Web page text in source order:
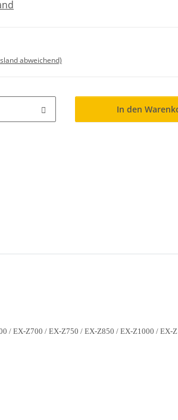
abweichend)
In den
/ EX-Z700 / EX-Z750 / EX-Z850 / EX-Z1000 / EX-